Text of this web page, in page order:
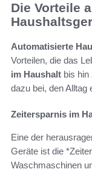
Die Vorteile
Automatisierte
Vorteilen, die das
im Haushalt bis hin
dazu bei, den Alltag
Zeitersparnis im
Eine der
Geräte ist die
Waschmaschinen